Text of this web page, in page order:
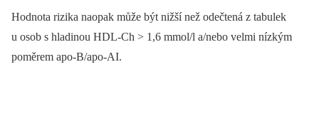
Hodnota rizika naopak může být nižší než odečtená z tabulek
u osob s hladinou HDL-Ch > 1,6 mmol/l a/nebo velmi nízkým
poměrem apo-B/apo-AI.